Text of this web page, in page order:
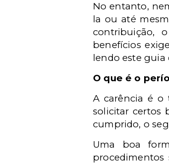
No entanto,
la ou até
contribuição,
benefícios
lendo este guia
O que é o
A carência é o
solicitar certos
cumprido, o
Uma boa